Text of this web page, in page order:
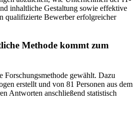
inhaltliche Gestaltung sowie effektive
qualifizierte Bewerber erfolgreicher
Methode kommt zum
Forschungsmethode gewählt. Dazu
erstellt und von 81 Personen aus dem
Antworten anschließend statistisch